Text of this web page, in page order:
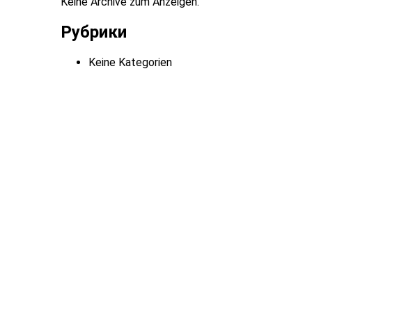
Рубрики
Keine Kategorien